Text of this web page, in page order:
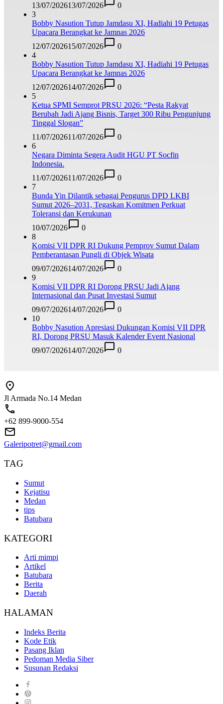
13/07/202613/07/2026
0
3
Bobby Nasution Tutup Jamdasu XI, Hadiahi 19 Petugas
Upacara Berangkat ke Jamnas 2026
12/07/202615/07/2026
0
4
Bobby Nasution Tutup Jamdasu XI, Hadiahi 19 Petugas
Upacara Berangkat ke Jamnas 2026
12/07/202614/07/2026
0
5
Ketua SPMI Semprot PRSU 2026: “Pesta Rakyat
Berubah Jadi Ajang Bisnis, Target 300 Ribu Pengunjung
Tinggal Slogan”
11/07/202611/07/2026
0
6
Negara Diminta Segera Audit HGU PT Socfin
Indonesia.
11/07/202611/07/2026
0
7
Bunda Yin Dilantik sebagai Pengurus DPD LKBI
Sumut 2026–2031, Tegaskan Komitmen Perkuat
Toleransi dan Kerukunan
10/07/2026
0
8
Komisi VII DPR RI Dukung Pemprov Sumut Dalam
Pemberantasan Pungli di Objek Wisata
09/07/202614/07/2026
0
9
Komisi VII DPR RI Dorong PRSU Jadi Ajang
Internasional dan Pusat Investasi Sumut
09/07/202614/07/2026
0
10
Bobby Nasution Apresiasi Dukungan Komisi VII DPR
RI, Dorong PRSU Masuk Kalender Event Nasional
09/07/202614/07/2026 0
Jl Armada No.14 Medan
+62 899-9000-554
Galeripotret@gmail.com
TAG
Sumut
Kejatisu
Medan
tips
Batubara
KATEGORI
Arti mimpi
Artikel
Batubara
Berita
Daerah
HALAMAN
Indeks Berita
Kode Etik
Pasang Iklan
Pedoman Media Siber
Susunan Redaksi